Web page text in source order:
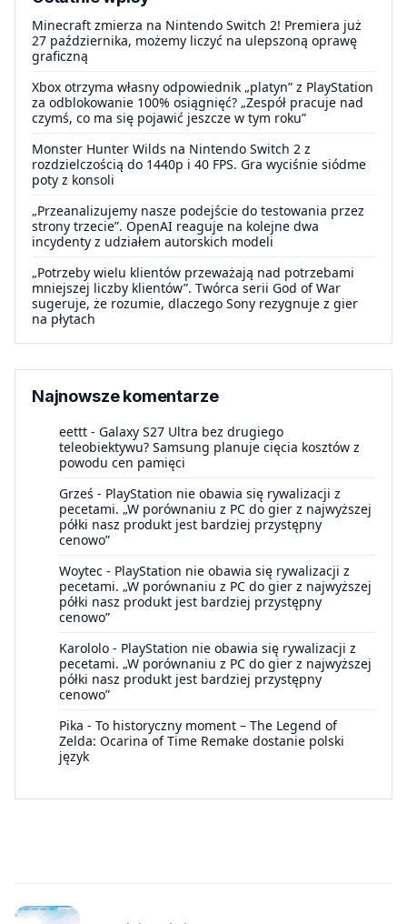
Minecraft zmierza na Nintendo Switch 2! Premiera już
27 października, możemy liczyć na ulepszoną oprawę
graficzną
Xbox otrzyma własny odpowiednik „platyn” z PlayStation
za odblokowanie 100% osiągnięć? „Zespół pracuje nad
czymś, co ma się pojawić jeszcze w tym roku”
Monster Hunter Wilds na Nintendo Switch 2 z
rozdzielczością do 1440p i 40 FPS. Gra wyciśnie siódme
poty z konsoli
„Przeanalizujemy nasze podejście do testowania przez
strony trzecie”. OpenAI reaguje na kolejne dwa
incydenty z udziałem autorskich modeli
„Potrzeby wielu klientów przeważają nad potrzebami
mniejszej liczby klientów”. Twórca serii God of War
sugeruje, że rozumie, dlaczego Sony rezygnuje z gier
na płytach
Najnowsze komentarze
eettt - Galaxy S27 Ultra bez drugiego
teleobiektywu? Samsung planuje cięcia kosztów z
powodu cen pamięci
Grześ - PlayStation nie obawia się rywalizacji z
pecetami. „W porównaniu z PC do gier z najwyższej
półki nasz produkt jest bardziej przystępny
cenowo”
Woytec - PlayStation nie obawia się rywalizacji z
pecetami. „W porównaniu z PC do gier z najwyższej
półki nasz produkt jest bardziej przystępny
cenowo”
Karololo - PlayStation nie obawia się rywalizacji z
pecetami. „W porównaniu z PC do gier z najwyższej
półki nasz produkt jest bardziej przystępny
cenowo”
Pika - To historyczny moment – The Legend of
Zelda: Ocarina of Time Remake dostanie polski
język